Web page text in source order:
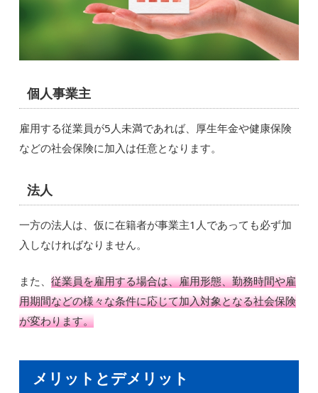
個人事業主
雇用する従業員が5人未満であれば、厚生年金や健康保険
などの社会保険に加入は任意となります。
法人
一方の法人は、仮に在籍者が事業主1人であっても必ず加
入しなければなりません。
また、従業員を雇用する場合は、雇用形態、勤務時間や雇
用期間などの様々な条件に応じて加入対象となる社会保険
が変わります。
メリットとデメリット